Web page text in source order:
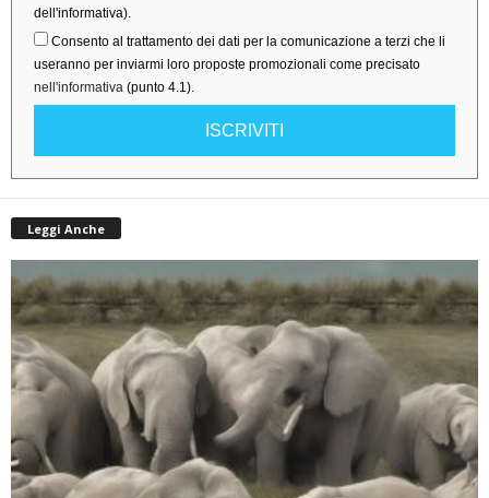
dell'informativa).
Consento al trattamento dei dati per la comunicazione a terzi che li
useranno per inviarmi loro proposte promozionali come precisato
nell'informativa (punto 4.1).
ISCRIVITI
Leggi Anche